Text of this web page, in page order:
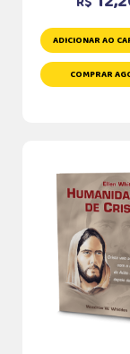
ADICIONAR AO
COMPRAR